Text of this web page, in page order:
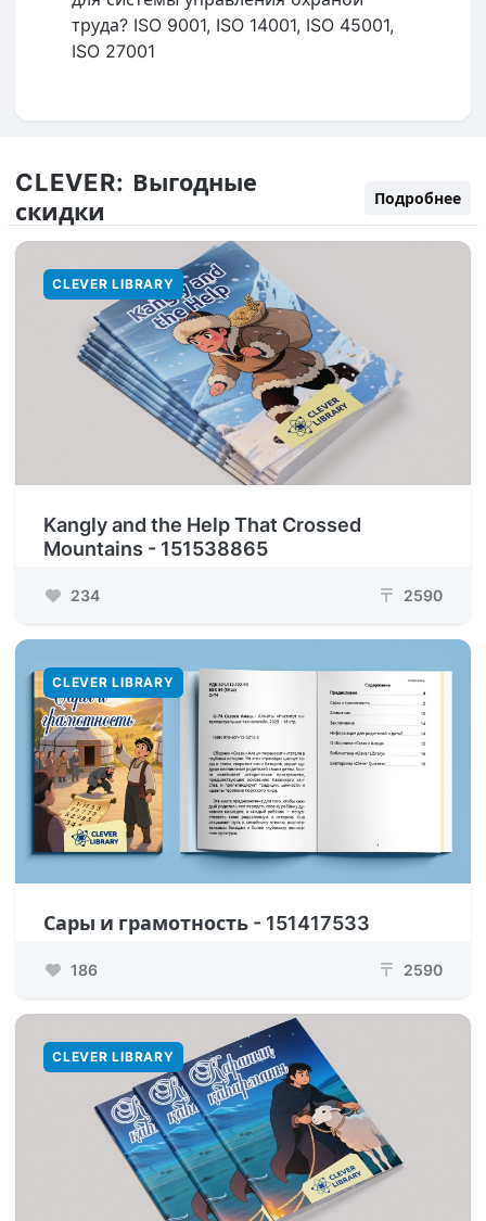
труда? ISO 9001, ISO 14001, ISO 45001,
ISO 27001
CLEVER: Выгодные
скидки
Подробнее
CLEVER LIBRARY
Kangly and the Help That Crossed
Mountains - 151538865
234 ₸ 2590
CLEVER LIBRARY
Сары и грамотность - 151417533
186 ₸ 2590
CLEVER LIBRARY